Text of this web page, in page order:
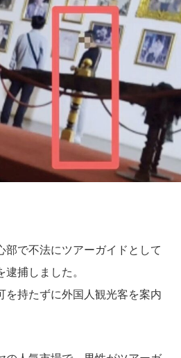
部で不法にツアーガイドとして
捕しました。
を持たずに外国人観光客を案内